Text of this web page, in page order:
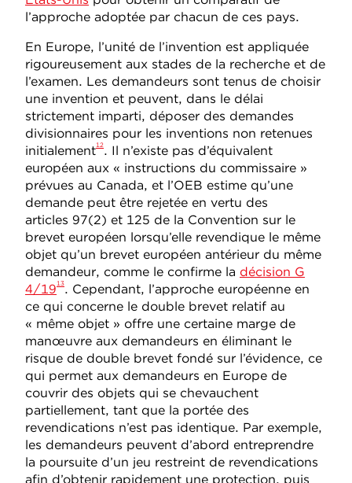
l’approche adoptée par chacun de ces pays.
En Europe, l’unité de l’invention est appliquée
rigoureusement aux stades de la recherche et de
l’examen. Les demandeurs sont tenus de choisir
une invention et peuvent, dans le délai
strictement imparti, déposer des demandes
divisionnaires pour les inventions non retenues
initialement12. Il n’existe pas d’équivalent
européen aux « instructions du commissaire »
prévues au Canada, et l’OEB estime qu’une
demande peut être rejetée en vertu des
articles 97(2) et 125 de la Convention sur le
brevet européen lorsqu’elle revendique le même
objet qu’un brevet européen antérieur du même
demandeur, comme le confirme la décision G
4/1913. Cependant, l’approche européenne en
ce qui concerne le double brevet relatif au
« même objet » offre une certaine marge de
manœuvre aux demandeurs en éliminant le
risque de double brevet fondé sur l’évidence, ce
qui permet aux demandeurs en Europe de
couvrir des objets qui se chevauchent
partiellement, tant que la portée des
revendications n’est pas identique. Par exemple,
les demandeurs peuvent d’abord entreprendre
la poursuite d’un jeu restreint de revendications
afin d’obtenir rapidement une protection, puis